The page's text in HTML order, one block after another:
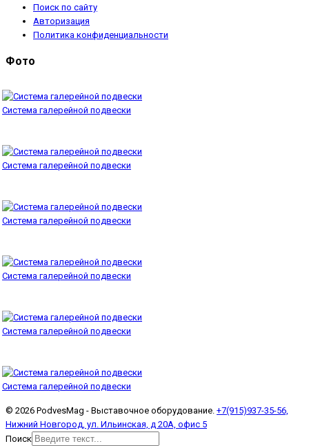
Поиск по сайту
Авторизация
Политика конфиденциальности
Фото
Система галерейной подвески
Система галерейной подвески
Система галерейной подвески
Система галерейной подвески
Система галерейной подвески
Система галерейной подвески
© 2026 PodvesMag - Выставочное оборудование. +7(915)937-35-56,
Нижний Новгород, ул. Ильинская, д 20А, офис 5
Поиск